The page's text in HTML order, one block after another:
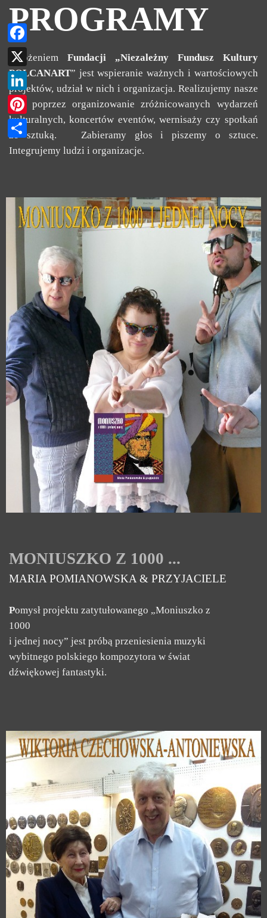
PROGRAMY
Założeniem Fundacji „Niezależny Fundusz Kultury
POLCANART” jest wspieranie ważnych i wartościowych
projektów, udział w nich i organizacja. Realizujemy nasze
cele poprzez organizowanie zróżnicowanych wydarzeń
kulturalnych, koncertów eventów, wernisaży czy spotkań
ze sztuką. Zabieramy głos i piszemy o sztuce.
Integrujemy ludzi i organizacje.
MONIUSZKO Z 1000 ...
MARIA POMIANOWSKA & PRZYJACIELE
Pomysł projektu zatytułowanego „Moniuszko z
1000
i jednej nocy” jest próbą przeniesienia muzyki
wybitnego polskiego kompozytora w świat
dźwiękowej fantastyki.
Facebook
X
LinkedIn
Pinterest
Podziel